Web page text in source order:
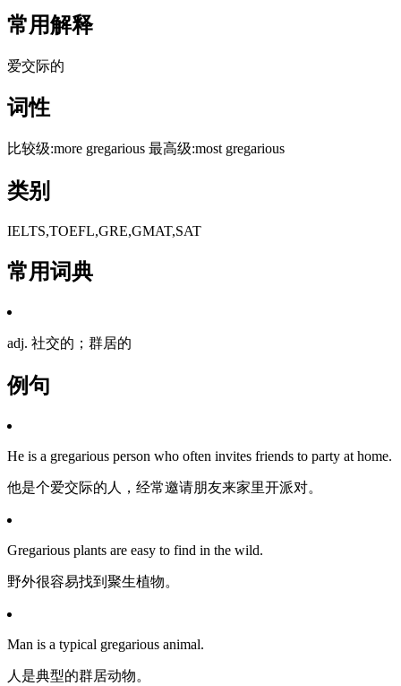
常用解释
爱交际的
词性
比较级:more gregarious 最高级:most gregarious
类别
IELTS,TOEFL,GRE,GMAT,SAT
常用词典
adj. 社交的；群居的
例句
He is a gregarious person who often invites friends to party at home.
他是个爱交际的人，经常邀请朋友来家里开派对。
Gregarious plants are easy to find in the wild.
野外很容易找到聚生植物。
Man is a typical gregarious animal.
人是典型的群居动物。